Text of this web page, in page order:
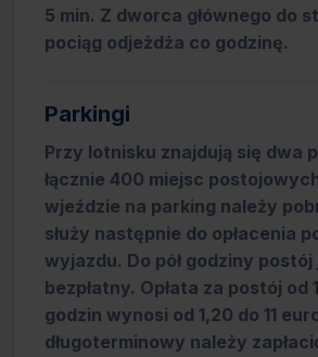
5 min. Z dworca głównego do
pociąg odjeżdża co godzinę.
Parkingi
Przy lotnisku znajdują się dwa
łącznie 400 miejsc
wjeździe na parking należy
służy następnie do opłacenia
wyjazdu. Do pół godziny postój
bezpłatny. Opłata za postój od
godzin wynosi od 1,20 do 11
długoterminowy należy